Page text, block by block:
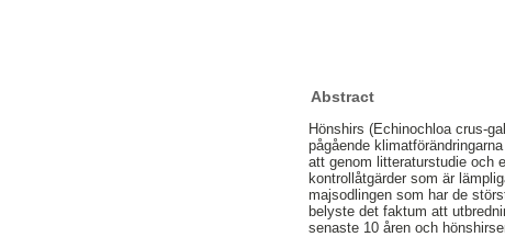
Abstract
Hönshirs (Echinochloa crus-
pågående
att genom litteraturstudie och
kontrollåtgärder som är
majsodlingen som har de
belyste det faktum att
senaste 10 åren och